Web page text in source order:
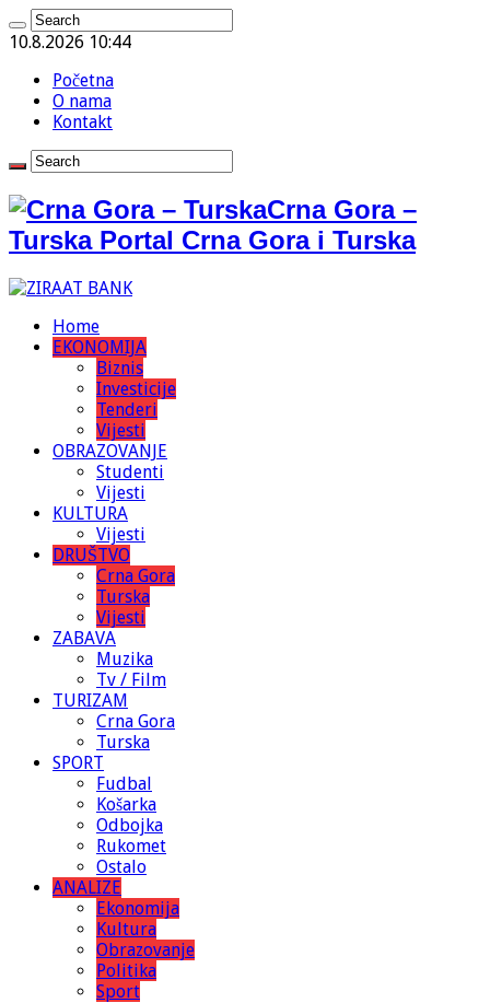
10.8.2026 10:44
Početna
O nama
Kontakt
Crna Gora –
Turska Portal Crna Gora i Turska
Home
EKONOMIJA
Biznis
Investicije
Tenderi
Vijesti
OBRAZOVANJE
Studenti
Vijesti
KULTURA
Vijesti
DRUŠTVO
Crna Gora
Turska
Vijesti
ZABAVA
Muzika
Tv / Film
TURIZAM
Crna Gora
Turska
SPORT
Fudbal
Košarka
Odbojka
Rukomet
Ostalo
ANALIZE
Ekonomija
Kultura
Obrazovanje
Politika
Sport